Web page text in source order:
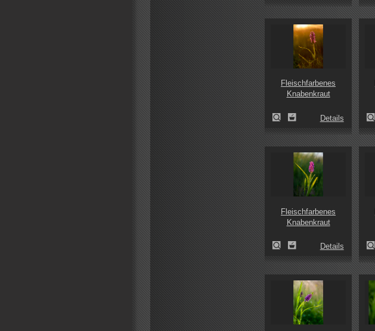
Fleischfarbenes
Knabenkraut
Details
Fleischfarbenes
Knabenkraut
Details